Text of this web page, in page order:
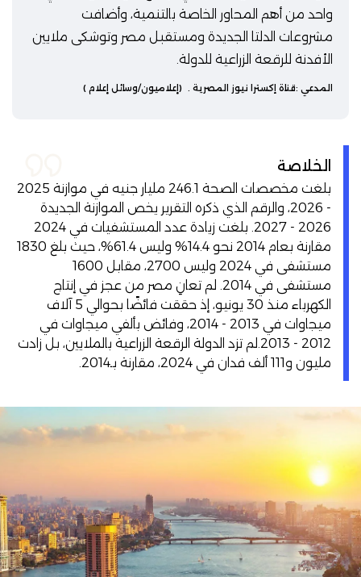
واحد من أهم المحاور الخاصة بالتنمية، وأضافت
مشروعات الدلتا الجديدة ومستقبل مصر وتوشكى ملايين
الأفدنة للرقعة الزراعية للدولة.
المدعي :قناة إكسترا نيوز المصرية . (إعلاميون/وسائل إعلام )
الخلاصة
بلغت مخصصات الصحة 246.1 مليار جنيه في موازنة 2025
- 2026، والرقم الذي ذكره التقرير يخص الموازنة الجديدة
2026 - 2027. بلغت زيادة عدد المستشفيات في 2024
مقارنة بعام 2014 نحو 14.4% وليس 61.4%، حيث بلغ 1830
مستشفى في 2024 وليس 2700، مقابل 1600
مستشفى في 2014. لم تعانِ مصر من عجز في إنتاج
الكهرباء منذ 30 يونيو، إذ حققت فائضًا بحوالي 5 آلاف
ميجاوات في 2013 - 2014، وفائض بألفي ميجاوات في
2012 - 2013.لم تزد الدولة الرقعة الزراعية بالملايين، بل زادت
مليون و111 ألف فدان في 2024، مقارنة بـ2014.